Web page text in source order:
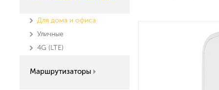
Для дома и офиса
Уличные
4G (LTE)
Маршрутизаторы